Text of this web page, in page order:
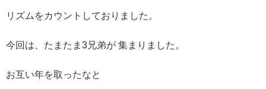
リズムをカウントしておりました。
今回は、たまたま3兄弟が 集まりました。
お互い年を取ったなと